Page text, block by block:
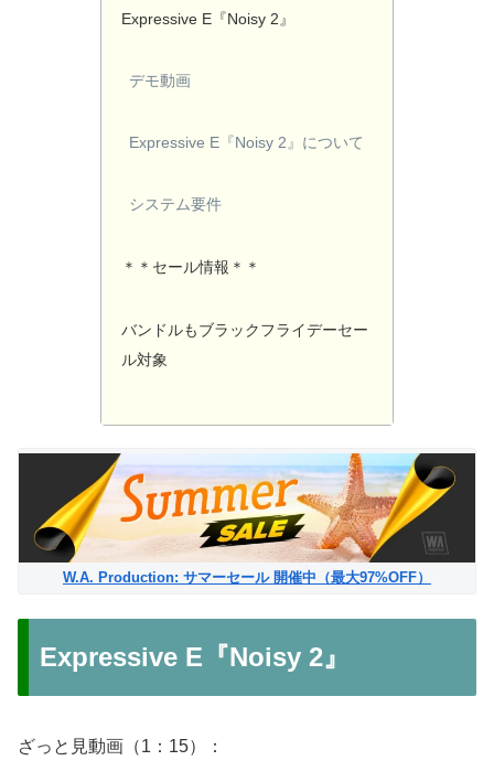
Expressive E『Noisy 2』
デモ動画
Expressive E『Noisy 2』について
システム要件
＊＊セール情報＊＊
バンドルもブラックフライデーセー
ル対象
W.A. Production: サマーセール 開催中（最大97%OFF）
Expressive E『Noisy 2』
ざっと見動画（1：15）：